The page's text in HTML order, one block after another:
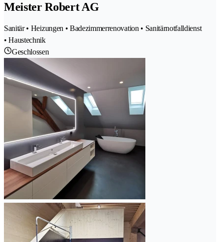
Meister Robert AG
Sanitär • Heizungen • Badezimmerrenovation • Sanitärnotfalldienst
• Haustechnik
Geschlossen